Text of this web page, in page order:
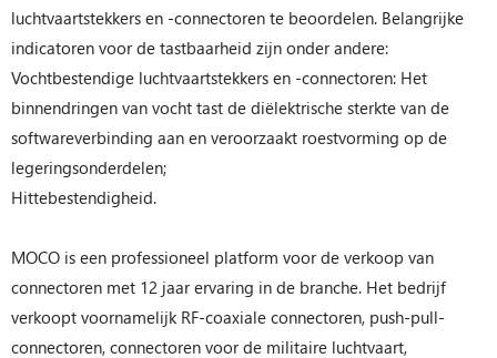
luchtvaartstekkers en -connectoren te beoordelen. Belangrijke
indicatoren voor de tastbaarheid zijn onder andere:
Vochtbestendige luchtvaartstekkers en -connectoren: Het
binnendringen van vocht tast de diëlektrische sterkte van de
softwareverbinding aan en veroorzaakt roestvorming op de
legeringsonderdelen;
Hittebestendigheid.
MOCO is een professioneel platform voor de verkoop van
connectoren met 12 jaar ervaring in de branche. Het bedrijf
verkoopt voornamelijk RF-coaxiale connectoren, push-pull-
connectoren, connectoren voor de militaire luchtvaart,